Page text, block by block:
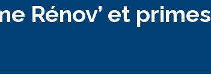
Rénov’ et primes